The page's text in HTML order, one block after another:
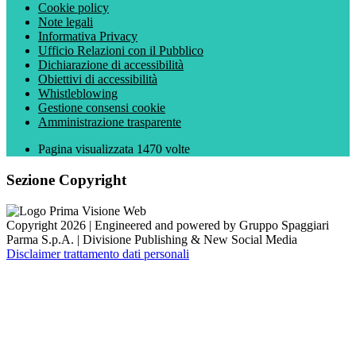
Cookie policy
Note legali
Informativa Privacy
Ufficio Relazioni con il Pubblico
Dichiarazione di accessibilità
Obiettivi di accessibilità
Whistleblowing
Gestione consensi cookie
Amministrazione trasparente
Pagina visualizzata 1470 volte
Sezione Copyright
Copyright 2026 | Engineered and powered by Gruppo Spaggiari
Parma S.p.A. | Divisione Publishing & New Social Media
Disclaimer trattamento dati personali